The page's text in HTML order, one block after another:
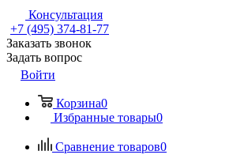
Консультация
+7 (495) 374-81-77
Заказать звонок
Задать вопрос
Войти
Корзина0
Избранные товары0
Сравнение товаров0